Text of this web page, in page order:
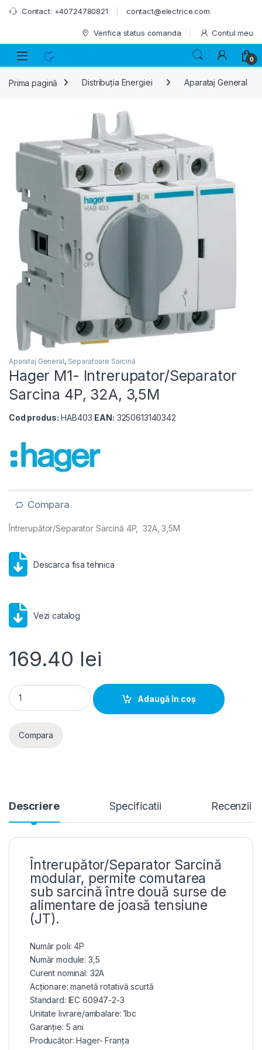
Skip to navigation
Skip to content
Contact: +40724780821 contact@electrice.com
Verifica status comanda Contul meu
0
Prima pagină Distribuția Energiei Aparataj General
Aparataj General, Separatoare Sarcină
Hager M1- Intrerupator/Separator
Sarcina 4P, 32A, 3,5M
Cod produs: HAB403 EAN: 3250613140342
Compara
Întrerupător/Separator Sarcină 4P, 32A, 3,5M
Descarca fisa tehnica
Vezi catalog
169.40 lei
Hager M1- Intrerupator/Separator Sarcina 4P, 32A, 3,5M
Adaugă în coș
Compara
Descriere Specificatii Recenzii
Întrerupător/Separator Sarcină
modular, permite comutarea
sub sarcină între două surse de
alimentare de joasă tensiune
(JT).
Număr poli: 4P
Număr module: 3,5
Curent nominal: 32A
Acționare: manetă rotativă scurtă
Standard: IEC 60947-2-3
Unitate livrare/ambalare: 1bc
Garanție: 5 ani
Producător: Hager- Franța